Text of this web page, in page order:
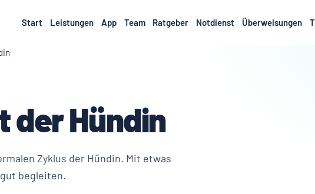
Start Leistungen App Team Ratgeber Notdienst Überweisungen
der Hündin
Zyklus der Hündin. Mit etwas
begleiten.